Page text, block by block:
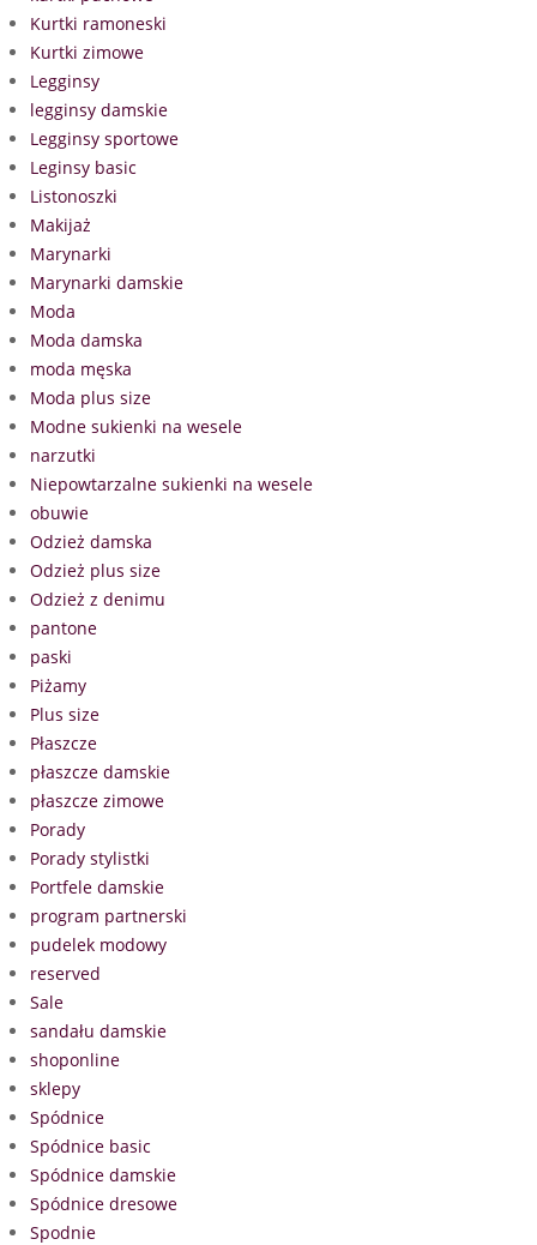
Kurtki ramoneski
Kurtki zimowe
Legginsy
legginsy damskie
Legginsy sportowe
Leginsy basic
Listonoszki
Makijaż
Marynarki
Marynarki damskie
Moda
Moda damska
moda męska
Moda plus size
Modne sukienki na wesele
narzutki
Niepowtarzalne sukienki na wesele
obuwie
Odzież damska
Odzież plus size
Odzież z denimu
pantone
paski
Piżamy
Plus size
Płaszcze
płaszcze damskie
płaszcze zimowe
Porady
Porady stylistki
Portfele damskie
program partnerski
pudelek modowy
reserved
Sale
sandału damskie
shoponline
sklepy
Spódnice
Spódnice basic
Spódnice damskie
Spódnice dresowe
Spodnie